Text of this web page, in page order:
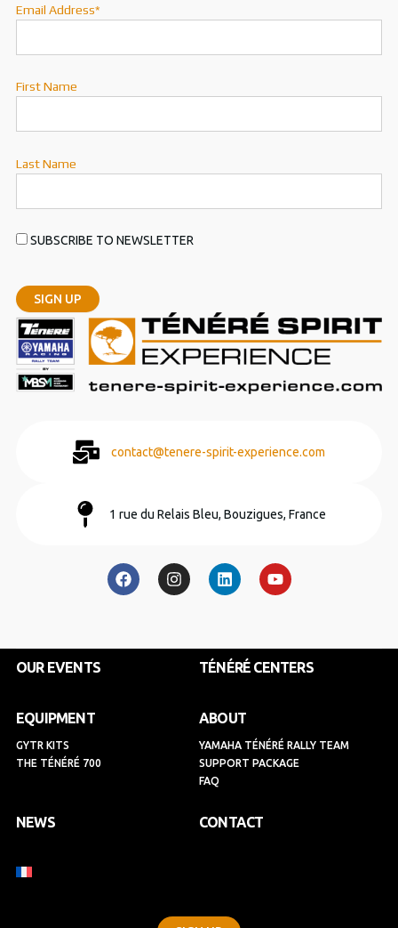
contact@tenere-spirit-experience.com
1 rue du Relais Bleu, Bouzigues, France
a
c
e
o
n
s
t
r
i
n
k
i
n
o
u
t
e
Email Address*
First Name
Last Name
SUBSCRIBE TO NEWSLETTER
OUR EVENTS TÉNÉRÉ CENTERS
EQUIPMENT
GYTR KITS
THE TÉNÉRÉ 700
ABOUT
YAMAHA TÉNÉRÉ RALLY TEAM
SUPPORT PACKAGE
FAQ
NEWS CONTACT